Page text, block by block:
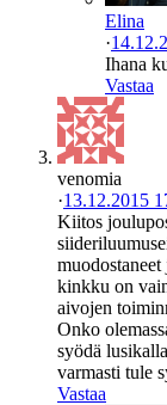
Elina
·
Ihana
Vastaa
venomia
·13.12.2015
Kiitos
kinkku on
aivojen
Onko
syödä
varmasti tule
Vastaa